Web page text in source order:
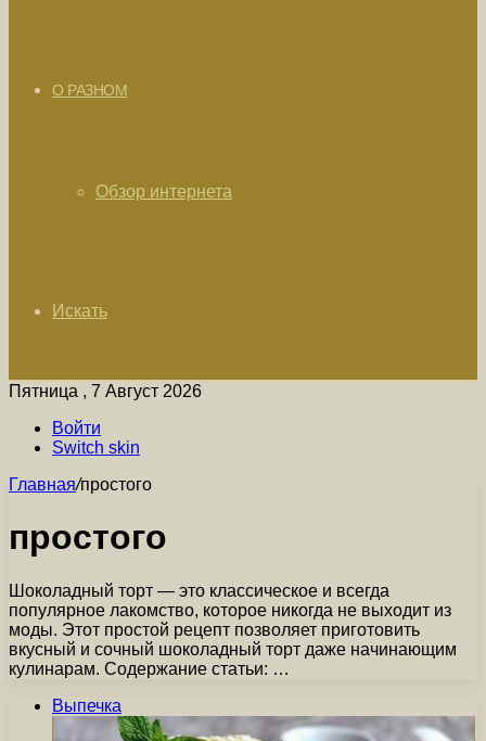
О РАЗНОМ
Обзор интернета
Искать
Пятница , 7 Август 2026
Войти
Switch skin
Главная/простого
простого
Шоколадный торт — это классическое и всегда
популярное лакомство, которое никогда не выходит из
моды. Этот простой рецепт позволяет приготовить
вкусный и сочный шоколадный торт даже начинающим
кулинарам. Содержание статьи: …
Выпечка